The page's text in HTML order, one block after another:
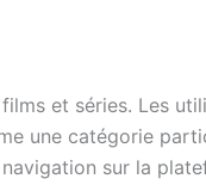
et séries. Les
une catégorie
sur la